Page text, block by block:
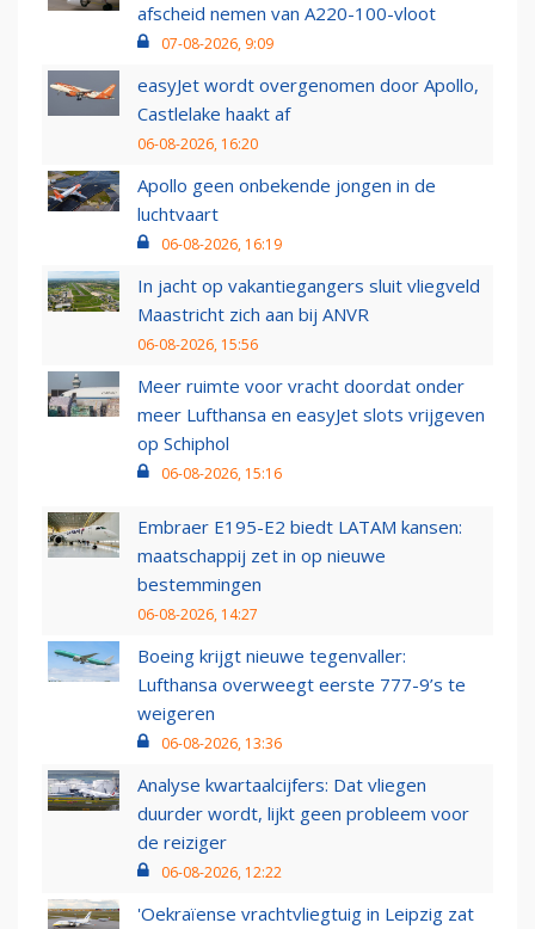
afscheid nemen van A220-100-vloot
07-08-2026, 9:09
easyJet wordt overgenomen door Apollo,
Castlelake haakt af
06-08-2026, 16:20
Apollo geen onbekende jongen in de
luchtvaart
06-08-2026, 16:19
In jacht op vakantiegangers sluit vliegveld
Maastricht zich aan bij ANVR
06-08-2026, 15:56
Meer ruimte voor vracht doordat onder
meer Lufthansa en easyJet slots vrijgeven
op Schiphol
06-08-2026, 15:16
Embraer E195-E2 biedt LATAM kansen:
maatschappij zet in op nieuwe
bestemmingen
06-08-2026, 14:27
Boeing krijgt nieuwe tegenvaller:
Lufthansa overweegt eerste 777-9’s te
weigeren
06-08-2026, 13:36
Analyse kwartaalcijfers: Dat vliegen
duurder wordt, lijkt geen probleem voor
de reiziger
06-08-2026, 12:22
'Oekraïense vrachtvliegtuig in Leipzig zat